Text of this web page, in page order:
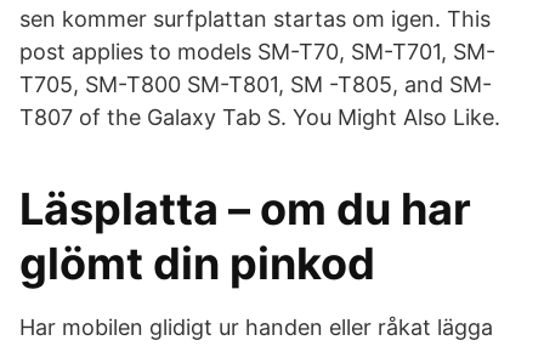
sen kommer surfplattan startas om igen. This
post applies to models SM-T70, SM-T701, SM-
T705, SM-T800 SM-T801, SM -T805, and SM-
T807 of the Galaxy Tab S. You Might Also Like.
Läsplatta – om du har
glömt din pinkod
Har mobilen glidigt ur handen eller råkat lägga